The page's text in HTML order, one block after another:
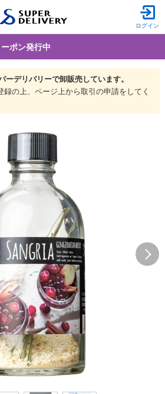
ログイン
ポン発行中
ーデリバリーで卸販売しています。
の上、ページ上から取引の申請をしてく